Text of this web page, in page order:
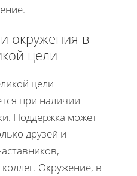
окружения в
цели
цели
при наличии
Поддержка может
друзей и
Окружение, в